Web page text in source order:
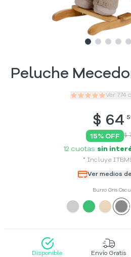
Slide1
Slide2
Slide3
Peluche
Ver 774
$ 64
15% OFF $
12 cuotas sin
* Incluye
Ver medios
Burro Gris
Disponible Envío Gratis